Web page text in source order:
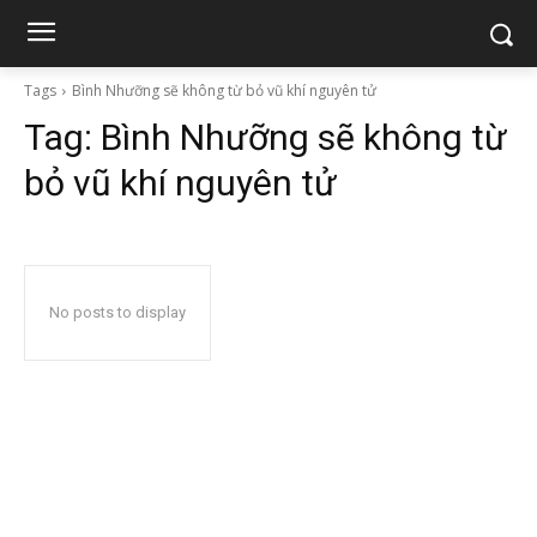
Tags Bình Nhưỡng sẽ không từ bỏ vũ khí nguyên tử
Tag: Bình Nhưỡng sẽ không từ
bỏ vũ khí nguyên tử
No posts to display